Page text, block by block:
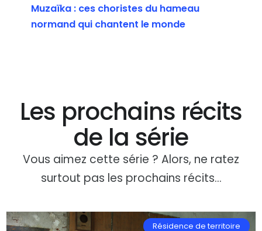
Muzaïka : ces choristes du hameau
normand qui chantent le monde
Les prochains récits
de la série
Vous aimez cette série ? Alors, ne ratez
surtout pas les prochains récits…
Résidence de territoire